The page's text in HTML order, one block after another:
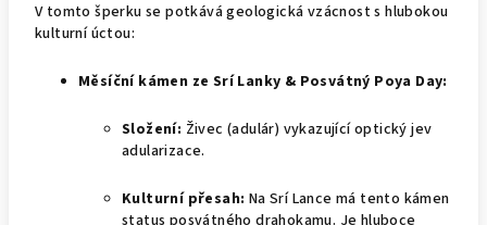
V tomto šperku se potkává geologická vzácnost s hlubokou
kulturní úctou:
Měsíční kámen ze Srí Lanky & Posvátný Poya Day:
Složení: Živec (adulár) vykazující optický jev
adularizace.
Kulturní přesah: Na Srí Lance má tento kámen
status posvátného drahokamu. Je hluboce